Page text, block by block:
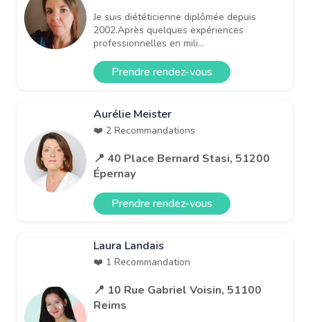
Je suis diététicienne diplômée depuis
2002.Après quelques expériences
professionnelles en mili...
Prendre rendez-vous
Aurélie Meister
❤️ 2 Recommandations
📍 40 Place Bernard Stasi, 51200
Épernay
Prendre rendez-vous
Laura Landais
❤️ 1 Recommandation
📍 10 Rue Gabriel Voisin, 51100
Reims